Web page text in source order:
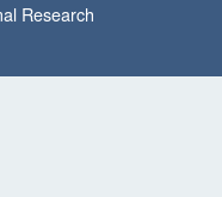
Research